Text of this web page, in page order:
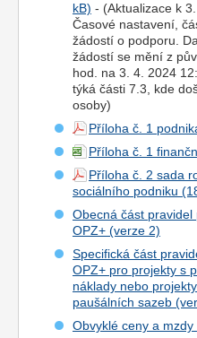
- (Aktualizace k
Časové nastavení,
žádostí o podporu.
žádostí se mění z
hod. na 3. 4. 2024
týká části 7.3, kde
osoby)
Příloha č. 1
Příloha č. 1
Příloha č. 2 sada
sociálního podniku
Obecná část
OPZ+ (verze 2)
Specifická část
OPZ+ pro projekty s
náklady nebo
paušálních sazeb
Obvyklé ceny a mzdy